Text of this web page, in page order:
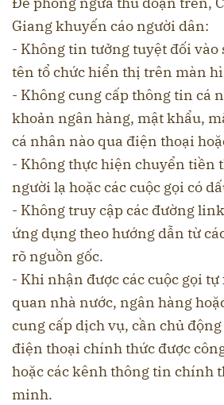
Giang khuyến cáo người dân:
- Không tin tưởng tuyệt đối vào
tên tổ chức hiển thị trên màn
- Không cung cấp thông tin cá
khoản ngân hàng, mật khẩu,
cá nhân nào qua điện thoại
- Không thực hiện chuyển tiền
người lạ hoặc các cuộc gọi có
- Không truy cập các đường
ứng dụng theo hướng dẫn từ
rõ nguồn gốc.
- Khi nhận được các cuộc gọi tự
quan nhà nước, ngân hàng
cung cấp dịch vụ, cần chủ
điện thoại chính thức được
hoặc các kênh thông tin chính
minh.